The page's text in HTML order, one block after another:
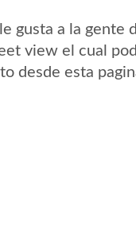
gusta a la gente
view el cual
desde esta